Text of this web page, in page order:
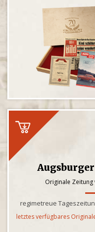
Originale
regimetreue
letztes verfügbares